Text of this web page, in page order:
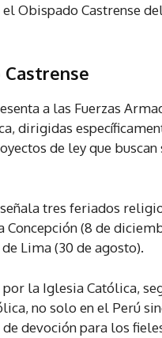
Obispado Castrense
a las Fuerzas
dirigidas
de ley que
tres feriados
(8 de
Lima (30 de agosto).
la Iglesia Católica,
no solo en el Perú
devoción para los